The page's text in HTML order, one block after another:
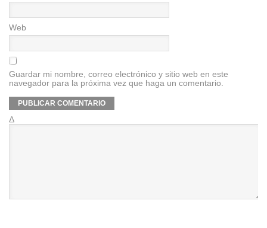
Web
Guardar mi nombre, correo electrónico y sitio web en este
navegador para la próxima vez que haga un comentario.
Δ